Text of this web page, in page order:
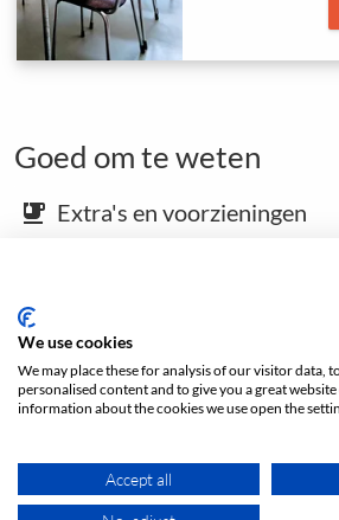
€ 58/h
Goed om te weten
emoji_food_beverage Extra's en voorzieningen
Open footer
We use cookies
We may place these for analysis of our visitor data,
personalised content and to give you a great
information about the cookies we use open the
Accept all